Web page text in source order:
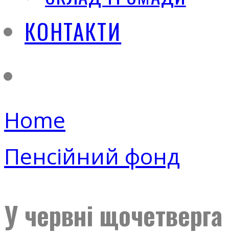
КОНТАКТИ
Home
Пенсійний фонд
У червні